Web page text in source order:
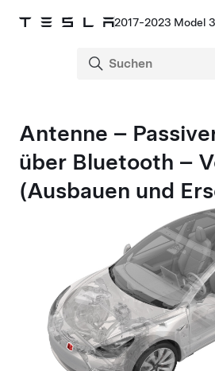
2017-2023 Model
Antenne –
über Bluetooth –
(Ausbauen und